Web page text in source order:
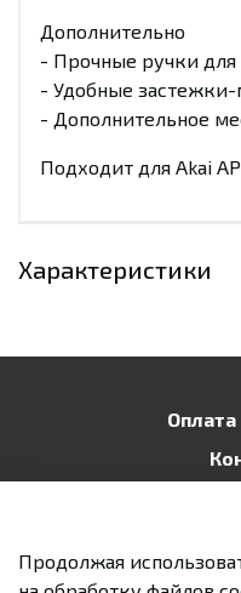
Дополнительно
- Прочные ручки для
- Удобные
- Дополнительное
Подходит для Akai
Характеристики
Оплата
Продолжая